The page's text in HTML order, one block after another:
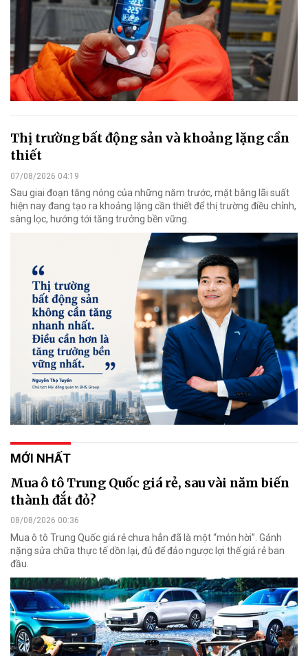
Thị trường bất động sản và khoảng lặng cần
thiết
07/08/2026 04:19
Sau giai đoạn tăng nóng của những năm trước, mặt bằng lãi suất
hiện nay đang tạo ra khoảng lặng cần thiết để thị trường điều chỉnh,
sàng lọc, hướng tới tăng trưởng bền vững.
MỚI NHẤT
Mua ô tô Trung Quốc giá rẻ, sau vài năm biến
thành đắt đỏ?
08/08/2026 00:36
Mua ô tô Trung Quốc giá rẻ chưa hẳn đã là một “món hời”. Gánh
nặng sửa chữa thực tế dồn lại, đủ để đảo ngược lợi thế giá rẻ ban
đầu.